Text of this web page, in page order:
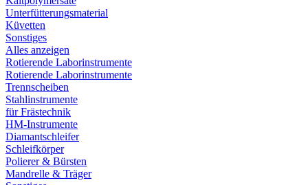
Unterfütterungsmaterial
Küvetten
Sonstiges
Alles anzeigen
Rotierende Laborinstrumente
Rotierende Laborinstrumente
Trennscheiben
Stahlinstrumente
für Frästechnik
HM-Instrumente
Diamantschleifer
Schleifkörper
Polierer & Bürsten
Mandrelle & Träger